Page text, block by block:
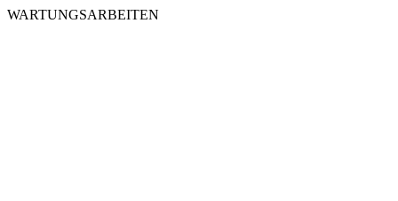
WARTUNGSARBEITEN